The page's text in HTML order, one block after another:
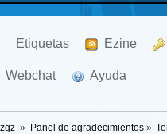
Etiquetas Ezine
Webchat Ayuda
» Panel de agradecimientos»